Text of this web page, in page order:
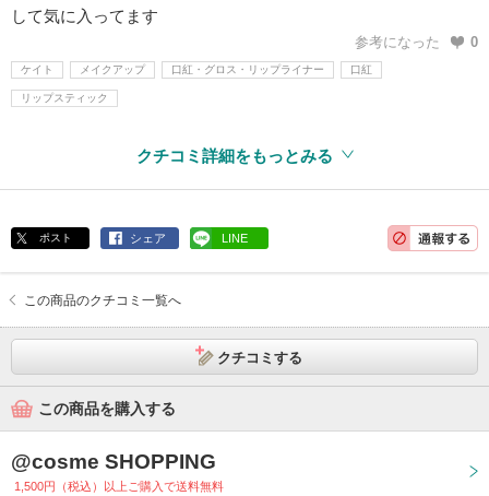
して気に入ってます
参考になった 0
ケイト メイクアップ 口紅・グロス・リップライナー 口紅
リップスティック
クチコミ詳細をもっとみる
ポスト シェア LINE
この商品のクチコミ一覧へ
クチコミする
この商品を購入する
@cosme SHOPPING
1,500円（税込）以上ご購入で送料無料